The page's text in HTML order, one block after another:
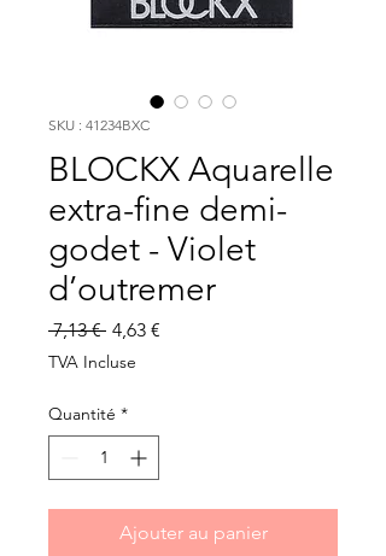
SKU : 41234BXC
BLOCKX Aquarelle
extra-fine demi-
godet - Violet
d’outremer
7,13 € Prix
original
4,63 €
TVA Incluse
Quantité *
Ajouter au panier